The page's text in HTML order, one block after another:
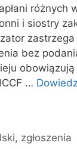
różnych
i siostry
bez
obowiązują
…
, zgłoszenia